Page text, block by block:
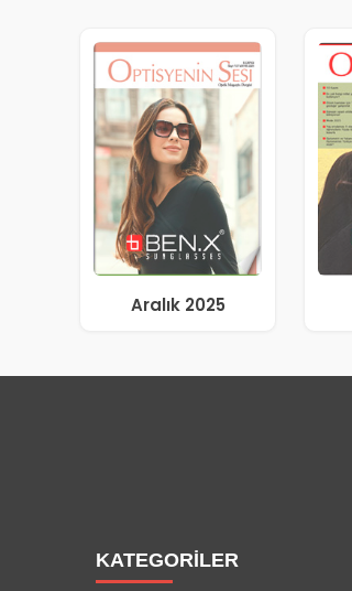
Aralık 2025
KATEGORİLER